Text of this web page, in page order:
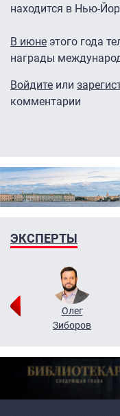
находится в Нью-
В июне этого года
награды
Войдите или
комментарии
ЭКСПЕРТЫ
Олег
Зиборов